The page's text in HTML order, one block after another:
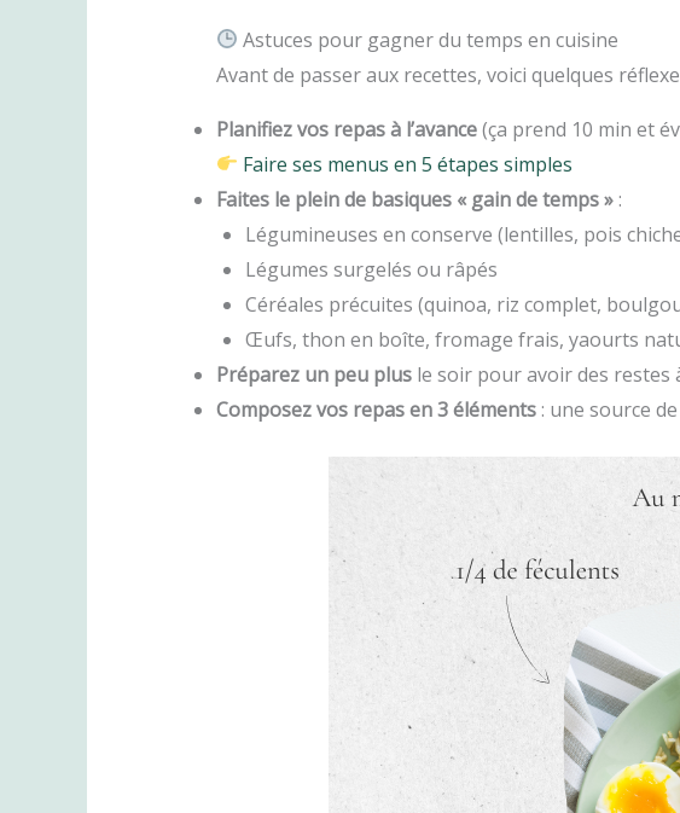
Astuces pour gagner du temps en cuisine
Avant de passer aux recettes, voici quelques
Planifiez vos repas à l’avance(ça prend 10 min et
Faire ses menus en 5 étapes simples
Faites le plein de basiques « gain de temps »:
Légumineuses en conserve (lentilles, pois
Légumes surgelés ou râpés
Céréales précuites (quinoa, riz complet,
Œufs, thon en boîte, fromage frais, yaourts
Préparez un peu plusle soir pour avoir des restes
Composez vos repas en 3 éléments: une source